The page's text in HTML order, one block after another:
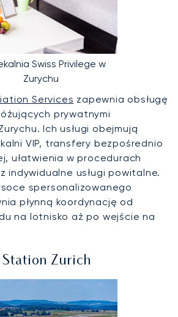
Swiss Privilege w
Zurychu
Services zapewnia obsługę
prywatnymi
Ich usługi obejmują
VIP, transfery bezpośrednio
ułatwienia w procedurach
indywidualne usługi powitalne.
spersonalizowanego
płynną koordynację od
na lotnisko aż po wejście na
Zurich